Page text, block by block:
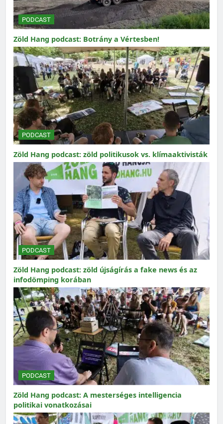
PODCAST
Zöld Hang podcast: Botrány a Vértesben!
PODCAST
Zöld Hang podcast: zöld politikusok vs. klímaaktivisták
PODCAST
Zöld Hang podcast: zöld újságírás a fake news és az
infodömping korában
PODCAST
Zöld Hang podcast: A mesterséges intelligencia
politikai vonatkozásai